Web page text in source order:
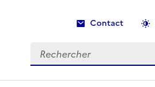
Contact
Rechercher